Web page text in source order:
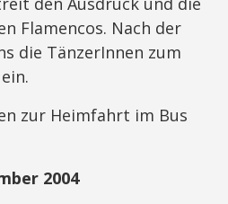
Flamencos. Nach der
die TänzerInnen zum
zur Heimfahrt im Bus
2004